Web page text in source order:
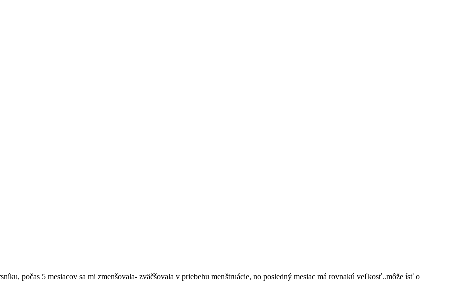
počas 5 mesiacov sa mi zmenšovala- zväčšovala v priebehu menštruácie, no posledný mesiac má rovnakú veľkosť..môže ísť o